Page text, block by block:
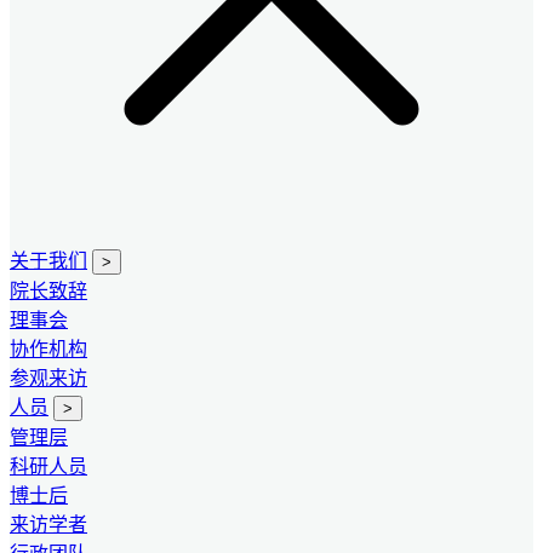
关于我们 >
院长致辞
理事会
协作机构
参观来访
人员
>
管理层
科研人员
博士后
来访学者